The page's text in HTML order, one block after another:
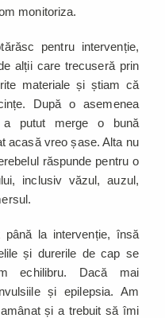
monitoriza.
pentru intervenție,
alții care trecuseră prin
materiale și știam că
După o asemenea
a putut merge o bună
acasă vreo șase. Alta nu
răspunde pentru o
inclusiv văzul, auzul,
la intervenție, însă
și durerile de cap se
echilibru. Dacă mai
și epilepsia. Am
și a trebuit să îmi